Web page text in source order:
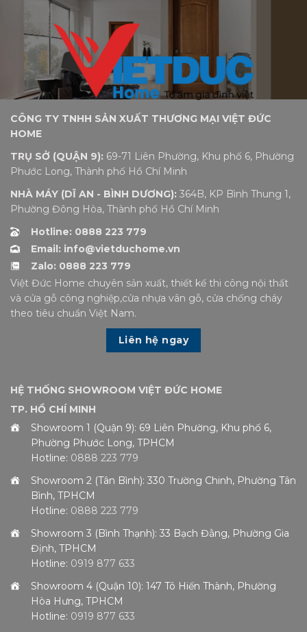
CÔNG TY TNHH SẢN XUẤT THƯƠNG MẠI VIỆT ĐỨC
HOME
TRỤ SỞ (QUẬN 9): 69-71 Liên Phường, Khu phố 6, Phường
Phước Long, Thành phố Hồ Chí Minh
NHÀ MÁY (DĨ AN - BÌNH DƯƠNG): 364B, KP Bình Thung 1,
Phường Đông Hòa, Thành phố Hồ Chí Minh
Hotline: 0888 223 779
Email: info@vietduchome.vn
Zalo: 0888 223 779
Việt Đức Home chuyên sản xuất, thiết kế thi công nội thất
và cửa gỗ công nghiệp,cửa nhựa vân gỗ, cửa chống cháy
theo tiêu chuẩn Việt Nam.
Liên hệ ngay
HỆ THỐNG SHOWROOM VIỆT ĐỨC HOME
TP. HỒ CHÍ MINH
Showroom 1 (Quận 9): 69 Liên Phường, Khu phố 6,
Phường Phước Long, TPHCM
Hotline: 0888 223 779
Showroom 2 (Tân Bình): 330 Trường Chinh, Phường Tân
Bình, TPHCM
Hotline: 0888 223 779
Showroom 3 (Bình Thạnh): 33 Bạch Đằng, Phường Gia
Định, TPHCM
Hotline: 0919 877 633
Showroom 4 (Quận 10): 147 Tô Hiến Thành, Phường
Hòa Hưng, TPHCM
Hotline: 0919 877 633